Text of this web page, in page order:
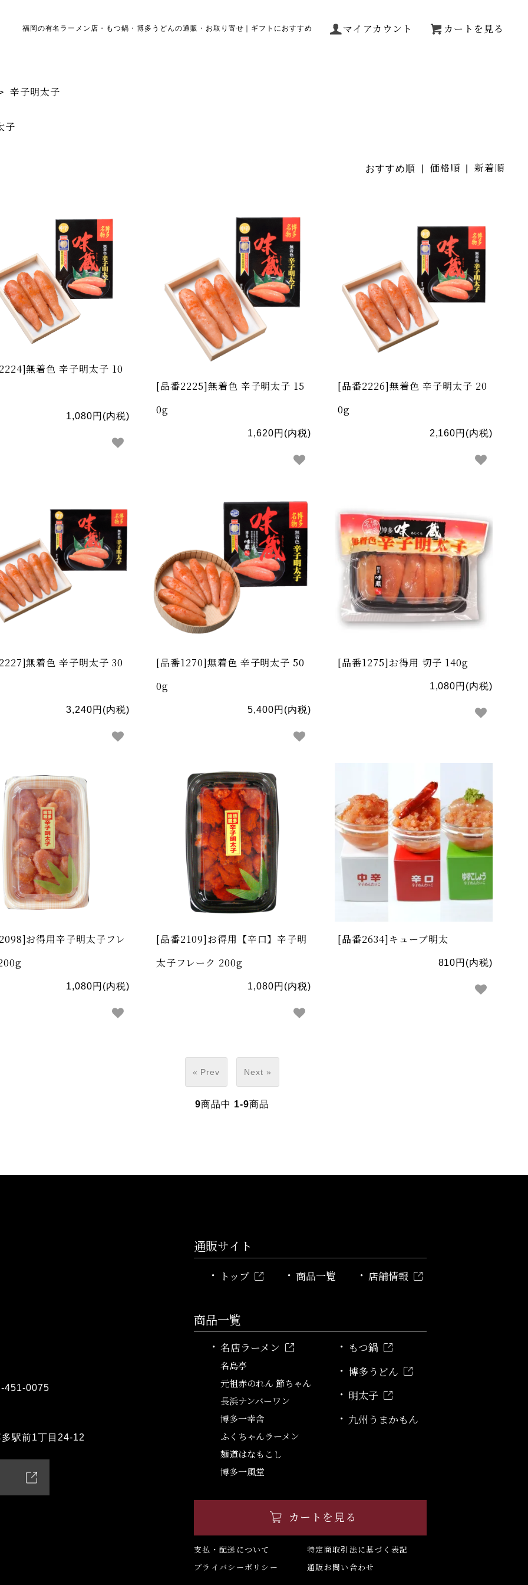
マイアカウント カートを見る
福岡の有名ラーメン店・もつ鍋・博多うどんの通販・お取り寄せ｜ギフトにおすすめ
辛子明太子
子
おすすめ順 | 価格順 |新着順
無着色 辛子明太子 10
1,080円(内税)
[品番2225]無着色 辛子明太子 15
0g
1,620円(内税)
[品番2226]無着色 辛子明太子 20
0g
2,160円(内税)
無着色 辛子明太子 30
3,240円(内税)
[品番1270]無着色 辛子明太子 50
0g
5,400円(内税)
[品番1275]お得用 切子 140g
1,080円(内税)
お得用辛子明太子フレ
1,080円(内税)
[品番2109]お得用【辛口】辛子明
太子フレーク 200g
1,080円(内税)
[品番2634]キューブ明太
810円(内税)
« Prev Next »
9商品中 1-9商品
451-0075
駅前1丁目24-12
通販サイト
トップ 商品一覧 店舗情報
商品一覧
名店ラーメン
名島亭
元祖赤のれん 節ちゃん
長浜ナンバーワン
博多一幸舎
ふくちゃんラーメン
麺道はなもこし
博多一風堂
もつ鍋
博多うどん
明太子
九州うまかもん
カートを見る
支払・配送について
特定商取引法に基づく表記
プライバシーポリシー
通販お問い合わせ